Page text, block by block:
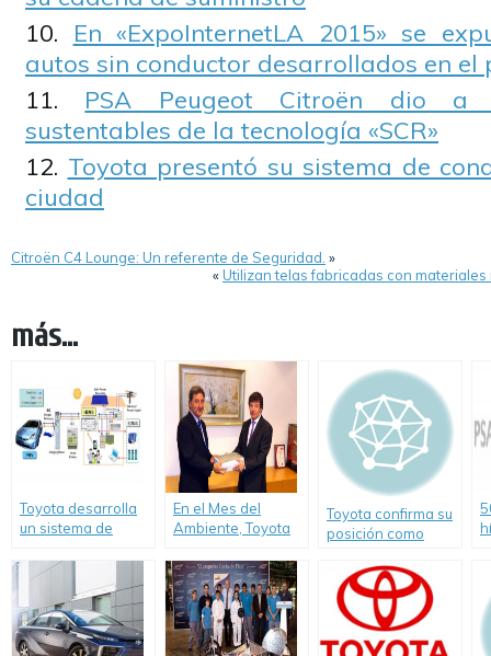
En «ExpoInternetLA 2015» se
autos sin conductor desarrollados en el
PSA Peugeot Citroën dio a
sustentables de la tecnología «SCR»
Toyota presentó su sistema de
ciudad
Citroën C4 Lounge: Un referente de Seguridad. »
«Utilizan telas fabricadas con
más...
Toyota desarrolla
un sistema de
energético
recíproco para
vehículos
eléctricos y
hogares.
En el Mes del
Ambiente, Toyota
reconocida por la
Autoridad del Agua
de la Provincia de
Buenos Aires.
Toyota confirma su
posición como
del mundo.